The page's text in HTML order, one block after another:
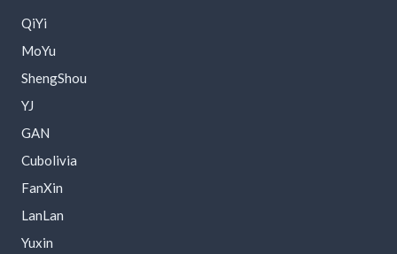
QiYi
MoYu
ShengShou
YJ
GAN
Cubolivia
FanXin
LanLan
Yuxin